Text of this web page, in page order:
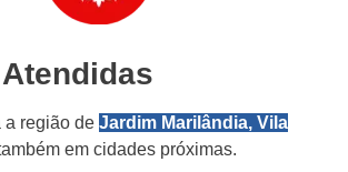
a região de Jardim Marilândia, Vila
em cidades próximas.